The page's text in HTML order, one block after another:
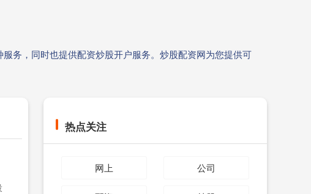
务，同时也提供配资炒股开户服务。炒股配资网为您提供可
热点关注
网上 公司